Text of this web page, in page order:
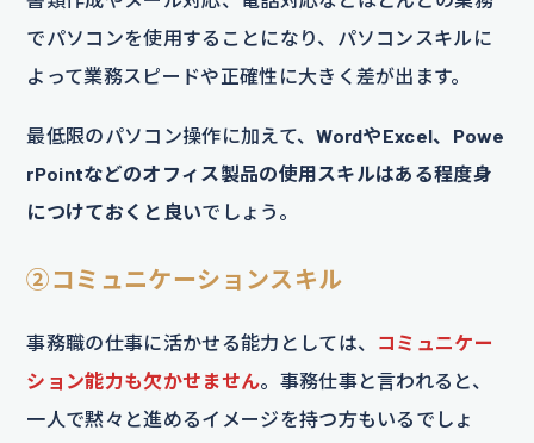
でパソコンを使用することになり、パソコンスキルに
よって業務スピードや正確性に大きく差が出ます。
最低限のパソコン操作に加えて、WordやExcel、Powe
rPointなどのオフィス製品の使用スキルはある程度身
につけておくと良いでしょう。
②コミュニケーションスキル
事務職の仕事に活かせる能力としては、 コミュニケー
ション能力も欠かせません。事務仕事と言われると、
一人で黙々と進めるイメージを持つ方もいるでしょ